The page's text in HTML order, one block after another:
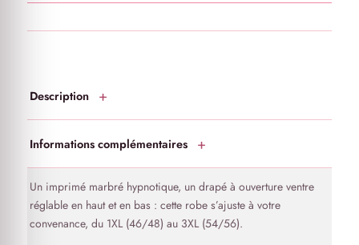
Description
Informations complémentaires
Un imprimé marbré hypnotique, un drapé à ouverture ventre
réglable en haut et en bas : cette robe s’ajuste à votre
convenance, du 1XL (46/48) au 3XL (54/56).